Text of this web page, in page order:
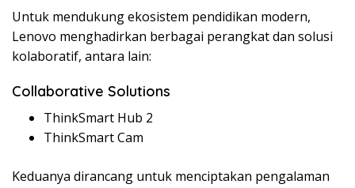
Untuk mendukung ekosistem pendidikan modern,
Lenovo menghadirkan berbagai perangkat dan solusi
kolaboratif, antara lain:
Collaborative Solutions
ThinkSmart Hub 2
ThinkSmart Cam
Keduanya dirancang untuk menciptakan pengalaman